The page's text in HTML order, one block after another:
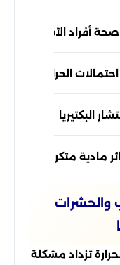
أفراد الأسرة
الحرائق
البكتيريا
مادية متكررة
والحشرات
تزداد مشكلة